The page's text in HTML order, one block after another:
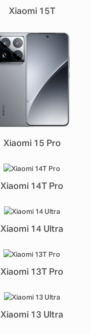
Xiaomi 15T
Xiaomi 15 Pro
Xiaomi 14T Pro
Xiaomi 14 Ultra
Xiaomi 13T Pro
Xiaomi 13 Ultra